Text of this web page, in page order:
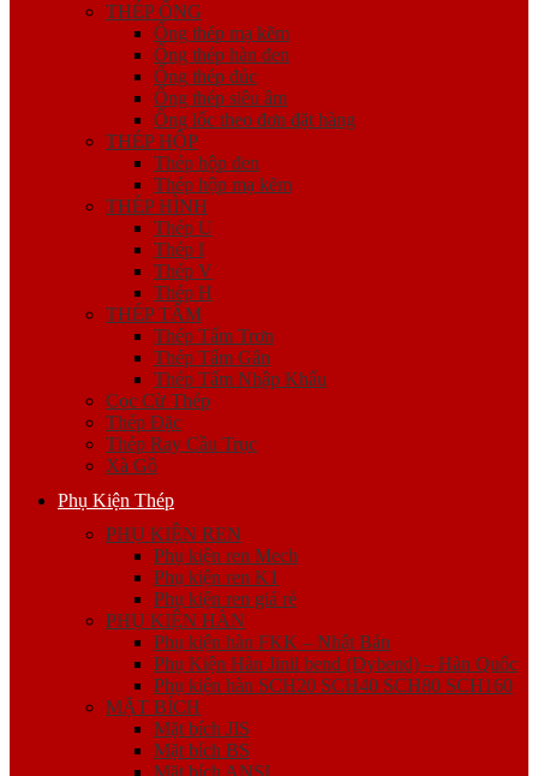
THÉP ỐNG
Ống thép mạ kẽm
Ống thép hàn đen
Ống thép đúc
Ống thép siêu âm
Ống lốc theo đơn đặt hàng
THÉP HỘP
Thép hộp đen
Thép hộp mạ kẽm
THÉP HÌNH
Thép U
Thép I
Thép V
Thép H
THÉP TẤM
Thép Tấm Trơn
Thép Tấm Gân
Thép Tấm Nhập Khẩu
Cọc Cừ Thép
Thép Đặc
Thép Ray Cầu Trục
Xà Gồ
Phụ Kiện Thép
PHỤ KIỆN REN
Phụ kiện ren Mech
Phụ kiện ren K1
Phụ kiện ren giá rẻ
PHỤ KIỆN HÀN
Phụ kiện hàn FKK – Nhật Bản
Phụ Kiện Hàn Jinil bend (Dybend) – Hàn Quốc
Phụ kiện hàn SCH20 SCH40 SCH80 SCH160
MẶT BÍCH
Mặt bích JIS
Mặt bích BS